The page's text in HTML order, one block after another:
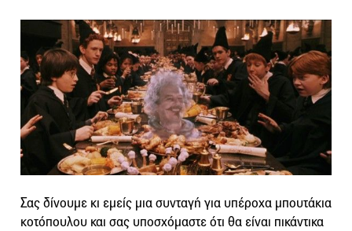
Σας δίνουμε κι εμείς μια συνταγή για υπέροχα μπουτάκια
κοτόπουλου και σας υποσχόμαστε ότι θα είναι πικάντικα